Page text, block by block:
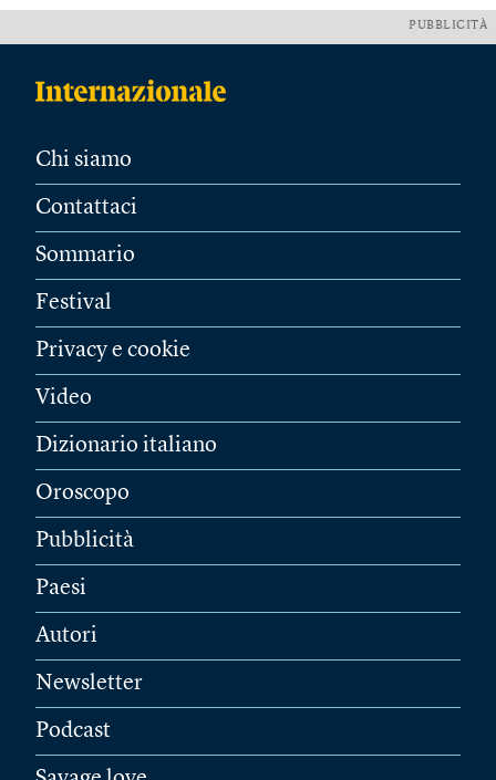
PUBBLICITÀ
Chi siamo
Contattaci
Sommario
Festival
Privacy e cookie
Video
Dizionario italiano
Oroscopo
Pubblicità
Paesi
Autori
Newsletter
Podcast